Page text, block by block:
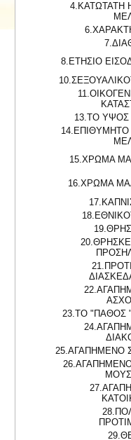
4.ΚΑΤΩΤΑΤΗ
8.ΕΤΗΣΙΟ
13.ΤΟ
15.ΧΡΩΜΑ
16.ΧΡΩΜΑ
23.ΤΟ "ΠΑΘΟΣ
25.ΑΓΑΠΗΜΕΝΟ